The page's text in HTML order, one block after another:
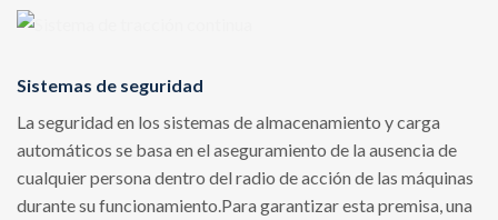
Sistemas de seguridad
La seguridad en los sistemas de almacenamiento y carga
automáticos se basa en el aseguramiento de la ausencia de
cualquier persona dentro del radio de acción de las máquinas
durante su funcionamiento.Para garantizar esta premisa, una